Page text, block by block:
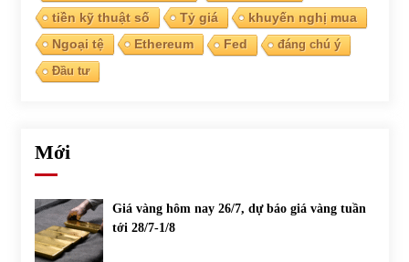
tiền kỹ thuật số
Tỷ giá
khuyến nghị mua
Ngoại tệ
Ethereum Fed
đáng chú ý
Đầu tư
Mới
Giá vàng hôm nay 26/7, dự báo giá vàng tuần
tới 28/7-1/8